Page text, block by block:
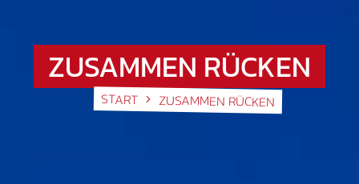
ZUSAMMEN RÜCKEN
START ZUSAMMEN RÜCKEN